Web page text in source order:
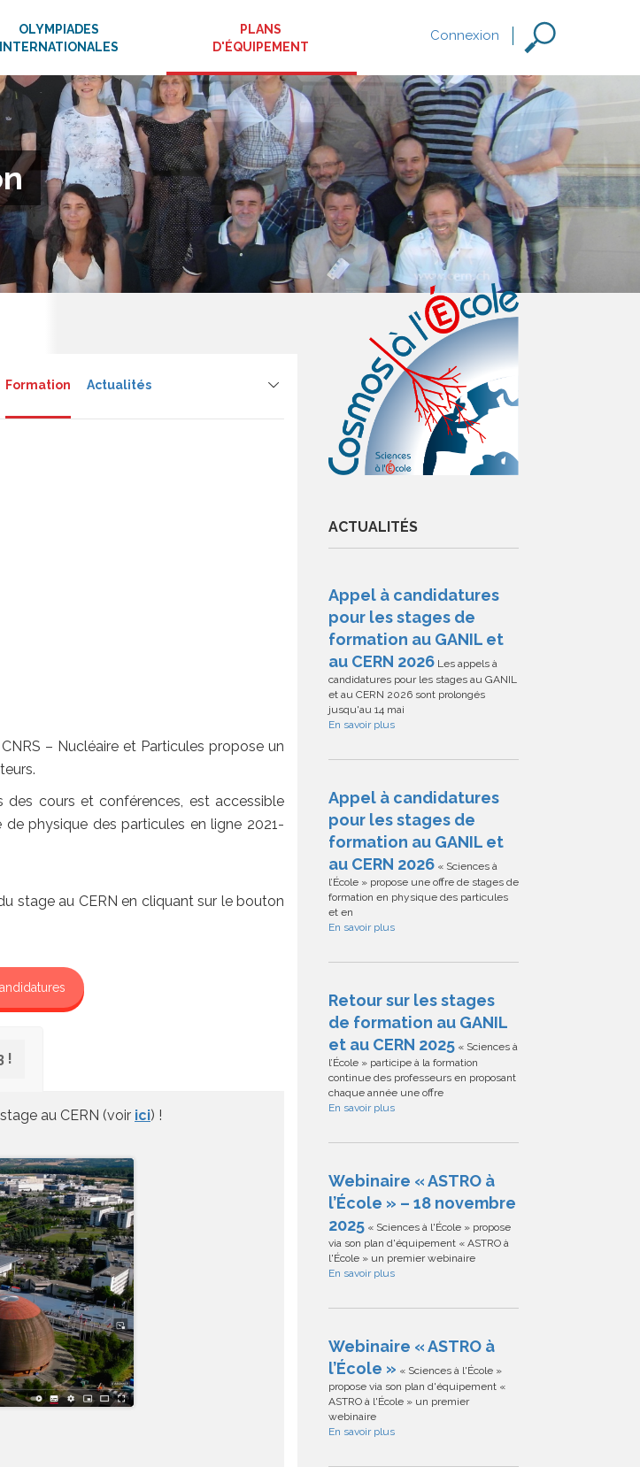
OLYMPIADES
INTERNATIONALES
PLANS
D'ÉQUIPEMENT
Connexion
Formation Actualités
– Nucléaire et Particules propose un
cours et conférences, est accessible
physique des particules en ligne 2021-
stage au CERN en cliquant sur le bouton
!
au CERN (voir ici) !
ACTUALITÉS
Appel à candidatures
pour les stages de
formation au GANIL et
au CERN 2026 Les appels à
candidatures pour les stages au GANIL
et au CERN 2026 sont prolongés
jusqu'au 14 mai
En savoir plus
Appel à candidatures
pour les stages de
formation au GANIL et
au CERN 2026 « Sciences à
l’École » propose une offre de stages de
formation en physique des particules
et en
En savoir plus
Retour sur les stages
de formation au GANIL
et au CERN 2025 « Sciences à
l’École » participe à la formation
continue des professeurs en proposant
chaque année une offre
En savoir plus
Webinaire « ASTRO à
l’École » – 18 novembre
2025 « Sciences à l'École » propose
via son plan d'équipement « ASTRO à
l'École » un premier webinaire
En savoir plus
Webinaire « ASTRO à
l’École » « Sciences à l'École »
propose via son plan d'équipement «
ASTRO à l'École » un premier
webinaire
En savoir plus